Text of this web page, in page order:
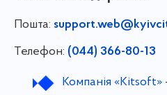
Пошта:
Телефон: (044) 366-80-13
Компанія «Kitsoft»